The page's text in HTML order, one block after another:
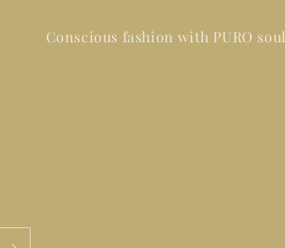
Conscious fashion with PURO soul